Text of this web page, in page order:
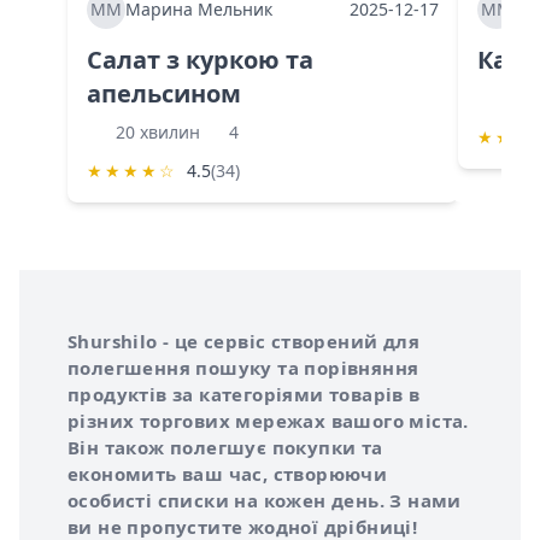
ММ Марина Мельник 2025-12-17
Салат з куркою та
апельсином
20 хвилин
4
★ ★ ★ ★ ☆ 4.5(34)
ММ
★ ★
Про сервіс Shurshilo
Shurshilo - це сервіс створений для
полегшення пошуку та порівняння
продуктів за категоріями товарів в
різних торгових мережах вашого міста.
Він також полегшує покупки та
економить ваш час, створюючи
особисті списки на кожен день. З нами
ви не пропустите жодної дрібниці!